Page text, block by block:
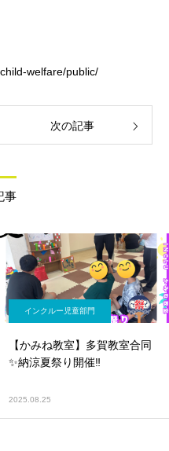
welfare/public/
次の記事
事
インクルー児童部門
【かみね教室】多賀教室合同
✨納涼夏祭り開催‼
2025.08.25